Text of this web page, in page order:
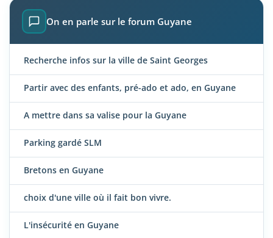
On en parle sur le forum Guyane
Recherche infos sur la ville de Saint Georges
Partir avec des enfants, pré-ado et ado, en Guyane
A mettre dans sa valise pour la Guyane
Parking gardé SLM
Bretons en Guyane
choix d'une ville où il fait bon vivre.
L'insécurité en Guyane